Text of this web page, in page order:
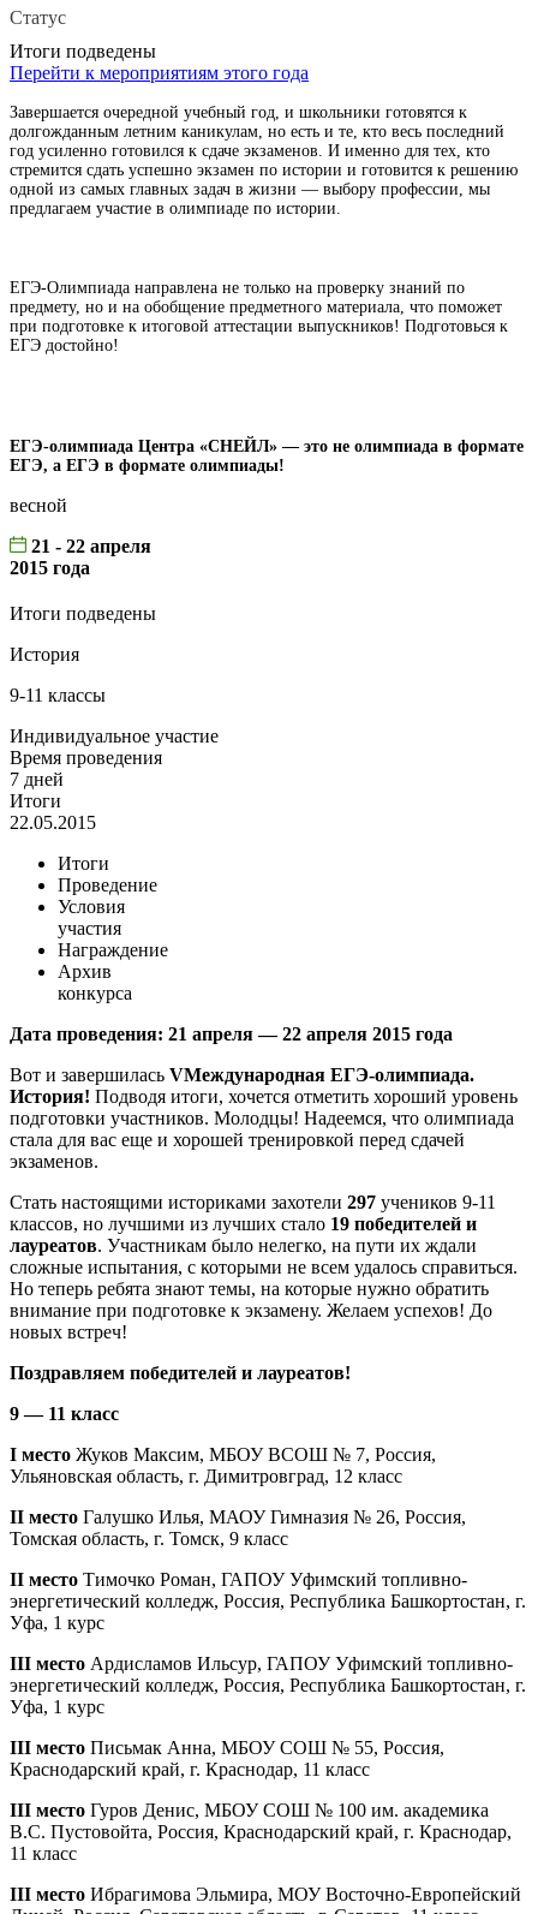
Статус
Итоги подведены
Перейти к мероприятиям этого года
Завершается очередной учебный год, и школьники готовятся к
долгожданным летним каникулам, но есть и те, кто весь последний
год усиленно готовился к сдаче экзаменов. И именно для тех, кто
стремится сдать успешно экзамен по истории и готовится к решению
одной из самых главных задач в жизни — выбору профессии, мы
предлагаем участие в олимпиаде по истории.
ЕГЭ-Олимпиада направлена не только на проверку знаний по
предмету, но и на обобщение предметного материала, что поможет
при подготовке к итоговой аттестации выпускников! Подготовься к
ЕГЭ достойно!
ЕГЭ-олимпиада Центра «СНЕЙЛ» — это не олимпиада в формате
ЕГЭ, а ЕГЭ в формате олимпиады!
весной
21 - 22 апреля
2015 года
Итоги подведены
История
9-11 классы
Индивидуальное участие
Время проведения
7 дней
Итоги
22.05.2015
Итоги
Проведение
Условия
участия
Награждение
Архив
конкурса
Дата проведения: 21 апреля — 22 апреля 2015 года
Вот и завершилась VМеждународная ЕГЭ-олимпиада.
История! Подводя итоги, хочется отметить хороший уровень
подготовки участников. Молодцы! Надеемся, что олимпиада
стала для вас еще и хорошей тренировкой перед сдачей
экзаменов.
Стать настоящими историками захотели 297 учеников 9-11
классов, но лучшими из лучших стало 19 победителей и
лауреатов. Участникам было нелегко, на пути их ждали
сложные испытания, с которыми не всем удалось справиться.
Но теперь ребята знают темы, на которые нужно обратить
внимание при подготовке к экзамену. Желаем успехов! До
новых встреч!
Поздравляем победителей и лауреатов!
9 — 11 класс
I место Жуков Максим, МБОУ ВСОШ № 7, Россия,
Ульяновская область, г. Димитровград, 12 класс
II место Галушко Илья, МАОУ Гимназия № 26, Россия,
Томская область, г. Томск, 9 класс
II место Тимочко Роман, ГАПОУ Уфимский топливно-
энергетический колледж, Россия, Республика Башкортостан, г.
Уфа, 1 курс
III место Ардисламов Ильсур, ГАПОУ Уфимский топливно-
энергетический колледж, Россия, Республика Башкортостан, г.
Уфа, 1 курс
III место Письмак Анна, МБОУ СОШ № 55, Россия,
Краснодарский край, г. Краснодар, 11 класс
III место Гуров Денис, МБОУ СОШ № 100 им. академика
В.С. Пустовойта, Россия, Краснодарский край, г. Краснодар,
11 класс
III место Ибрагимова Эльмира, МОУ Восточно-Европейский